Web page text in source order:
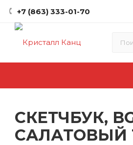
+7 (863) 333-01-70
СКЕТЧБУК,
САЛАТОВЫЙ